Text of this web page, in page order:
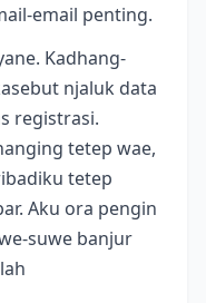
email penting.
Kadhang-
njaluk data
registrasi.
tetep wae,
tetep
Aku ora pengin
suwe banjur